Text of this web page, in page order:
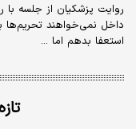
روایت پزشکیان از جلسه با
داخل نمی‌خواهند
استعفا بدهم اما ...